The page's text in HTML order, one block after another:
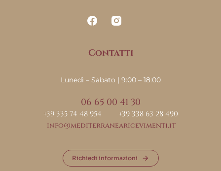
Contatti
Lunedì – Sabato | 9:00 – 18:00
06 65 00 41 30
+39 335 74 48 954 +39 338 63 28 490
info@mediterranearicevimenti.it
Richiedi informazioni